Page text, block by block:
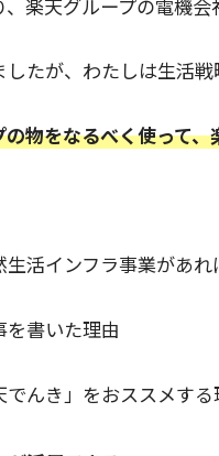
、楽天グループの電機
したが、わたしは生活
の物をなるべく使って
生活インフラ事業があ
書いた理由
でんき」をおススメす